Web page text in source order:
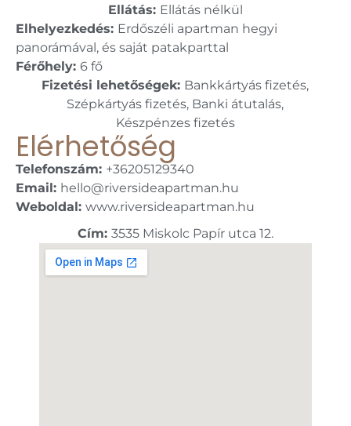
Ellátás: Ellátás nélkül
Elhelyezkedés: Erdőszéli apartman hegyi
panorámával, és saját patakparttal
Férőhely: 6 fő
Fizetési lehetőségek: Bankkártyás fizetés,
Szépkártyás fizetés, Banki átutalás,
Készpénzes fizetés
Elérhetőség
Telefonszám: +36205129340
Email: hello@riversideapartman.hu
Weboldal: www.riversideapartman.hu
Cím: 3535 Miskolc Papír utca 12.